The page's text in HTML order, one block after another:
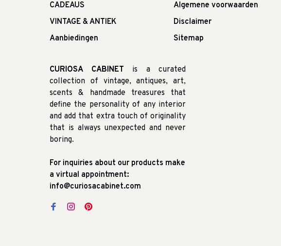
CADEAUS
VINTAGE & ANTIEK
Aanbiedingen
Algemene voorwaarden
Disclaimer
Sitemap
CURIOSA CABINET is a curated
collection of vintage, antiques, art,
scents & handmade treasures that
define the personality of any interior
and add that extra touch of originality
that is always unexpected and never
boring.
For inquiries about our products make
a virtual appointment:
info@curiosacabinet.com